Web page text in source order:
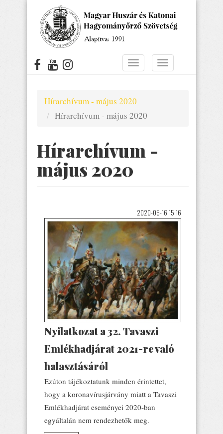
Navigáció
Navigáció
Hírarchívum - május 2020
Hírarchívum - május 2020
Hírarchívum -
május 2020
2020-05-16 15:16
Nyilatkozat a 32. Tavaszi
Emlékhadjárat 2021-re való
halasztásáról
Ezúton tájékoztatunk minden érintettet,
hogy a koronavírusjárvány miatt a Tavaszi
Emlékhadjárat eseményei 2020-ban
egyáltalán nem rendezhetők meg.